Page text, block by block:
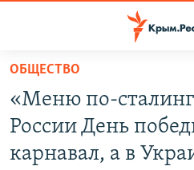
Вернуться
основному
содержанию
ОБЩЕСТВО
«Меню по-
России День
карнавал, а в